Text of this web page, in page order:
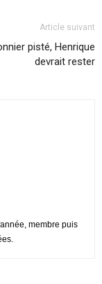
Article suivant
pisté, Henrique
devrait rester
membre puis